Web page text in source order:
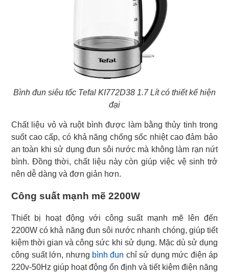
Bình đun siêu tốc Tefal KI772D38 1.7 Lít có thiết kế hiện
đại
Chất liệu vỏ và ruột bình được làm bằng thủy tinh trong
suốt cao cấp, có khả năng chống sốc nhiệt cao đảm bảo
an toàn khi sử dụng đun sôi nước mà không làm rạn nứt
bình. Đồng thời, chất liệu này còn giúp việc vệ sinh trở
nên dễ dàng và đơn giản hơn.
Công suất mạnh mẽ 2200W
Thiết bị hoạt động với công suất mạnh mẽ lên đến
2200W có khả năng đun sôi nước nhanh chóng, giúp tiết
kiệm thời gian và công sức khi sử dụng. Mặc dù sử dụng
công suất lớn, nhưng bình đun chỉ sử dụng mức điện áp
220v-50Hz giúp hoạt động ổn định và tiết kiệm điện năng